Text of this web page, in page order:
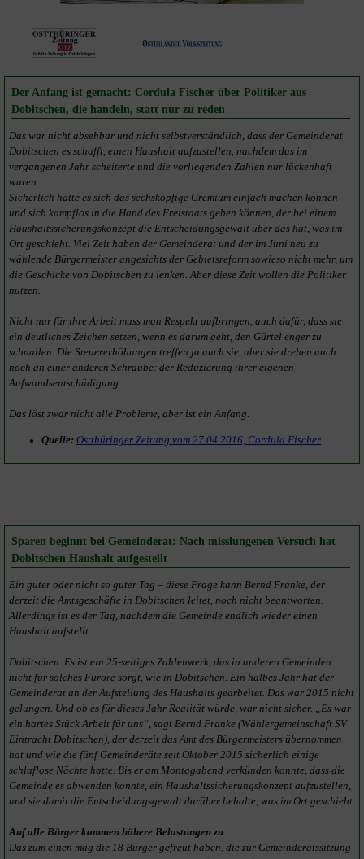
Der Anfang ist gemacht: Cordula Fischer über Politiker aus
Dobitschen, die handeln, statt nur zu reden
Das war nicht absehbar und nicht selbstverständlich, dass der Gemeinderat
Dobitschen es schafft, einen Haushalt aufzustellen, nachdem das im
vergangenen Jahr scheiterte und die vorliegenden Zahlen nur lückenhaft
waren.
Sicherlich hätte es sich das sechsköpfige Gremium einfach machen können
und sich kampflos in die Hand des Freistaats geben können, der bei einem
Haushaltssicherungskonzept die Entscheidungsgewalt über das hat, was im
Ort geschieht. Viel Zeit haben der Gemeinderat und der im Juni neu zu
wählende Bürgermeister angesichts der Gebietsreform sowieso nicht mehr, um
die Geschicke von Dobitschen zu lenken. Aber diese Zeit wollen die Politiker
nutzen.
Nicht nur für ihre Arbeit muss man Respekt aufbringen, auch dafür, dass sie
ein deutliches Zeichen setzen, wenn es darum geht, den Gürtel enger zu
schnallen. Die Steuererhöhungen treffen ja auch sie, aber sie drehen auch
noch an einer anderen Schraube: der Reduzierung ihrer eigenen
Aufwandsentschädigung.
Das löst zwar nicht alle Probleme, aber ist ein Anfang.
Quelle: Ostthüringer Zeitung vom 27.04.2016, Cordula Fischer
Sparen beginnt bei Gemeinderat: Nach misslungenen Versuch hat
Dobitschen Haushalt aufgestellt
Ein guter oder nicht so guter Tag – diese Frage kann Bernd Franke, der
derzeit die Amtsgeschäfte in Dobitschen leitet, noch nicht beantworten.
Allerdings ist es der Tag, nachdem die Gemeinde endlich wieder einen
Haushalt aufstellt.
Dobitschen. Es ist ein 25-seitiges Zahlenwerk, das in anderen Gemeinden
nicht für solches Furore sorgt, wie in Dobitschen. Ein halbes Jahr hat der
Gemeinderat an der Aufstellung des Haushalts gearbeitet. Das war 2015 nicht
gelungen. Und ob es für dieses Jahr Realität würde, war nicht sicher. „Es war
ein hartes Stück Arbeit für uns“, sagt Bernd Franke (Wählergemeinschaft SV
Eintracht Dobitschen), der derzeit das Amt des Bürgermeisters übernommen
hat und wie die fünf Gemeinderäte seit Oktober 2015 sicherlich einige
schlaflose Nächte hatte. Bis er am Montagabend verkünden konnte, dass die
Gemeinde es abwenden konnte, ein Haushaltssicherungskonzept aufzustellen,
und sie damit die Entscheidungsgewalt darüber behalte, was im Ort geschieht.
Auf alle Bürger kommen höhere Belastungen zu
Das zum einen mag die 18 Bürger gefreut haben, die zur Gemeinderatssitzung